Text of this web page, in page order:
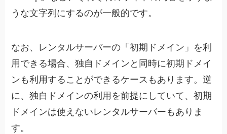
うな文字列にするのが一般的です。
なお、レンタルサーバーの「初期ドメイン」を利
用できる場合、独自ドメインと同時に初期ドメイ
ンも利用することができるケースもあります。逆
に、独自ドメインの利用を前提にしていて、初期
ドメインは使えないレンタルサーバーもありま
す。